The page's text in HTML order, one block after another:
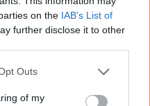
on the IAB’s List of
further disclose it to other
uses one or more Google
You may click to
Outs
of my
το Ροσάριο που πήρε